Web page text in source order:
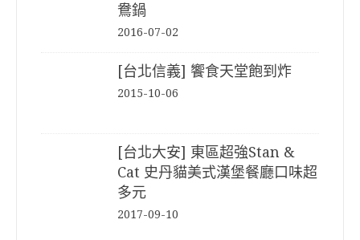
鴦鍋
2016-07-02
[台北信義] 饗食天堂飽到炸
2015-10-06
[台北大安] 東區超強Stan &
Cat 史丹貓美式漢堡餐廳口味超
多元
2017-09-10